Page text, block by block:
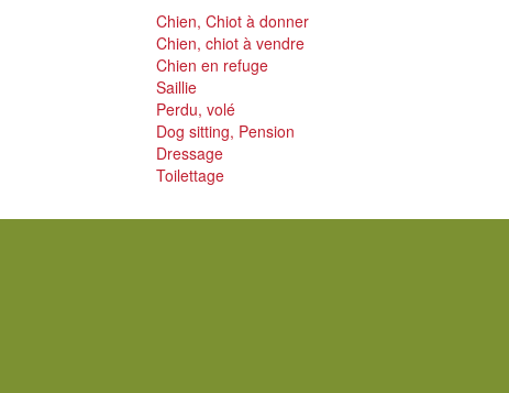
Chien, Chiot à donner
Chien, chiot à vendre
Chien en refuge
Saillie
Perdu, volé
Dog sitting, Pension
Dressage
Toilettage